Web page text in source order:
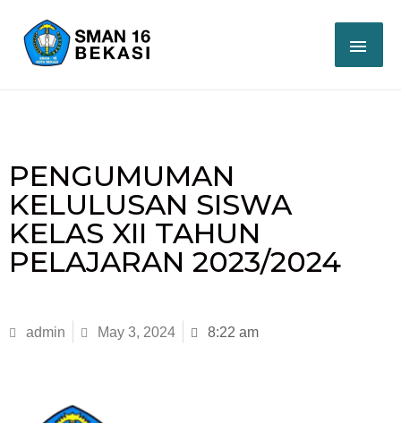
PENGUMUMAN
KELULUSAN SISWA
KELAS XII TAHUN
PELAJARAN 2023/2024​
admin May 3, 2024 8:22 am